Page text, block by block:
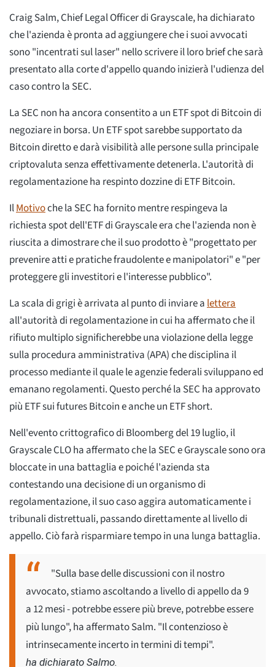
Craig Salm, Chief Legal Officer di Grayscale, ha dichiarato
che l'azienda è pronta ad aggiungere che i suoi avvocati
sono "incentrati sul laser" nello scrivere il loro brief che sarà
presentato alla corte d'appello quando inizierà l'udienza del
caso contro la SEC.
La SEC non ha ancora consentito a un ETF spot di Bitcoin di
negoziare in borsa. Un ETF spot sarebbe supportato da
Bitcoin diretto e darà visibilità alle persone sulla principale
criptovaluta senza effettivamente detenerla. L'autorità di
regolamentazione ha respinto dozzine di ETF Bitcoin.
IlMotivoche la SEC ha fornito mentre respingeva la
richiesta spot dell'ETF di Grayscale era che l'azienda non è
riuscita a dimostrare che il suo prodotto è "progettato per
prevenire atti e pratiche fraudolente e manipolatori" e "per
proteggere gli investitori e l'interesse pubblico".
La scala di grigi è arrivata al punto di inviare alettera
all'autorità di regolamentazione in cui ha affermato che il
rifiuto multiplo significherebbe una violazione della legge
sulla procedura amministrativa (APA) che disciplina il
processo mediante il quale le agenzie federali sviluppano ed
emanano regolamenti. Questo perché la SEC ha approvato
più ETF sui futures Bitcoin e anche un ETF short.
Nell'evento crittografico di Bloomberg del 19 luglio, il
Grayscale CLO ha affermato che la SEC e Grayscale sono ora
bloccate in una battaglia e poiché l'azienda sta
contestando una decisione di un organismo di
regolamentazione, il suo caso aggira automaticamente i
tribunali distrettuali, passando direttamente al livello di
appello. Ciò farà risparmiare tempo in una lunga battaglia.
"Sulla base delle discussioni con il nostro
avvocato, stiamo ascoltando a livello di appello da 9
a 12 mesi - potrebbe essere più breve, potrebbe essere
più lungo", ha affermato Salm. "Il contenzioso è
intrinsecamente incerto in termini di tempi".
ha dichiarato Salmo.